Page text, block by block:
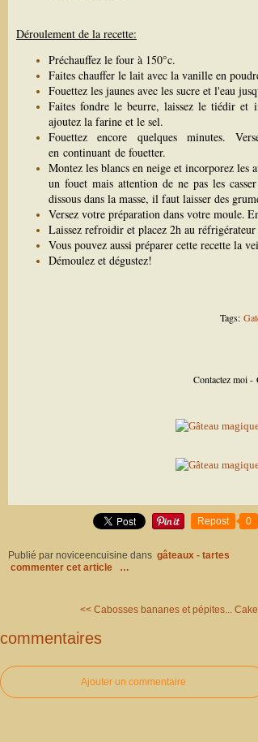
Déroulement de la recette:
Préchauffez le four à 150°c.
Faites chauffer le lait avec la vanille en
Fouettez les jaunes avec les sucre et l'eau
Faites fondre le beurre, laissez le tiédir et
ajoutez la farine et le sel.
Fouettez encore quelques minutes.
en continuant de fouetter.
Montez les blancs en neige et incorporez
un fouet mais attention de ne pas les
dissous dans la masse, il faut laisser des
Versez votre préparation dans votre moule.
Laissez refroidir et placez 2h au réfrigérateur
Vous pouvez aussi préparer cette recette la
Démoulez et dégustez!
Tags:
Contactez moi -
Repost 0
Publié par noviceencuisine dans gâteaux - tartes
commenter cet article
…
<< Cabosses bananes et pépites...
commentaires
Ajouter un commentaire